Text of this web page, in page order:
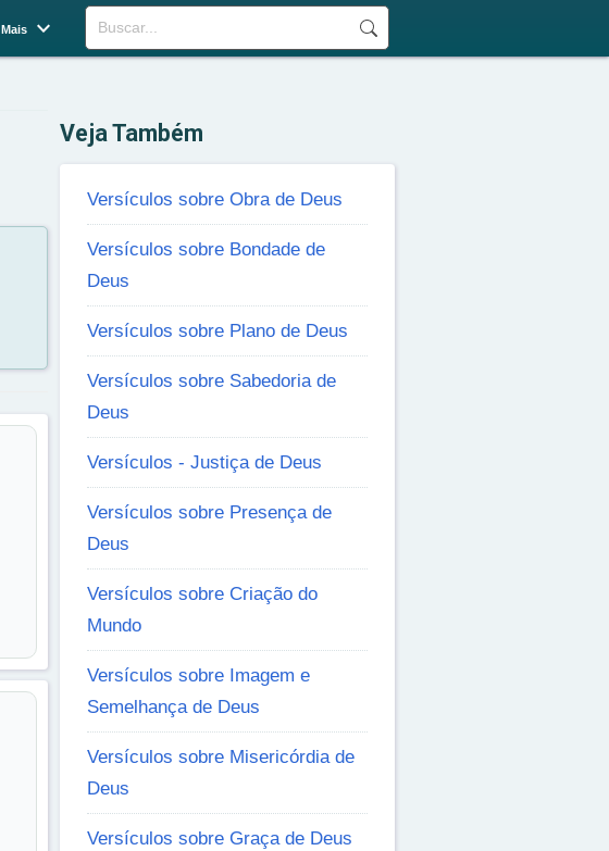
Mais 
Veja Também
Versículos sobre Obra de Deus
Versículos sobre Bondade de
Deus
Versículos sobre Plano de Deus
Versículos sobre Sabedoria de
Deus
Versículos - Justiça de Deus
Versículos sobre Presença de
Deus
Versículos sobre Criação do
Mundo
Versículos sobre Imagem e
Semelhança de Deus
Versículos sobre Misericórdia de
Deus
Versículos sobre Graça de Deus